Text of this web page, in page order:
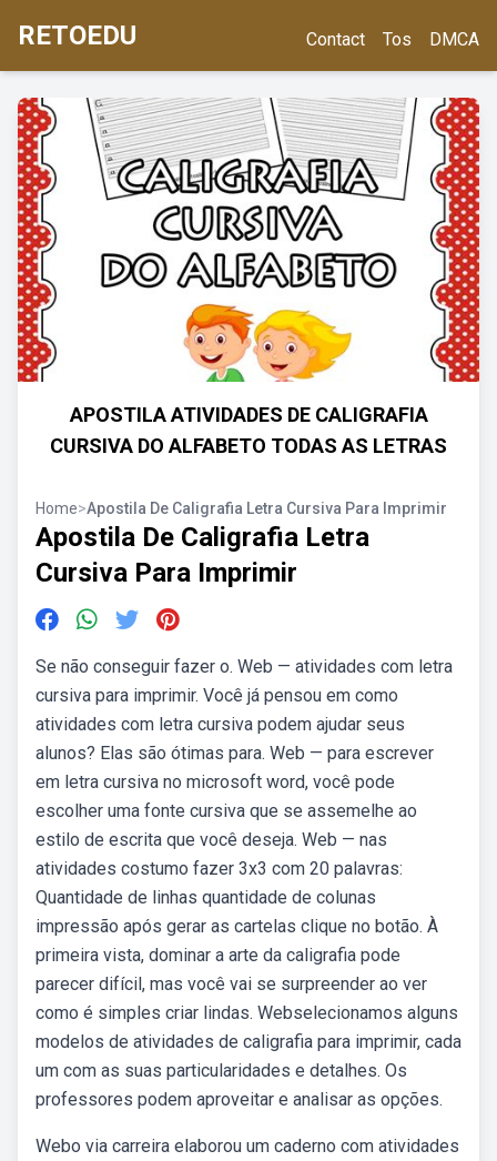
RETOEDU Contact Tos DMCA
APOSTILA ATIVIDADES DE CALIGRAFIA
CURSIVA DO ALFABETO TODAS AS LETRAS
Home>Apostila De Caligrafia Letra Cursiva Para Imprimir
Apostila De Caligrafia Letra
Cursiva Para Imprimir
Se não conseguir fazer o. Web — atividades com letra
cursiva para imprimir. Você já pensou em como
atividades com letra cursiva podem ajudar seus
alunos? Elas são ótimas para. Web — para escrever
em letra cursiva no microsoft word, você pode
escolher uma fonte cursiva que se assemelhe ao
estilo de escrita que você deseja. Web — nas
atividades costumo fazer 3x3 com 20 palavras:
Quantidade de linhas quantidade de colunas
impressão após gerar as cartelas clique no botão. À
primeira vista, dominar a arte da caligrafia pode
parecer difícil, mas você vai se surpreender ao ver
como é simples criar lindas. Webselecionamos alguns
modelos de atividades de caligrafia para imprimir, cada
um com as suas particularidades e detalhes. Os
professores podem aproveitar e analisar as opções.
Webo via carreira elaborou um caderno com atividades